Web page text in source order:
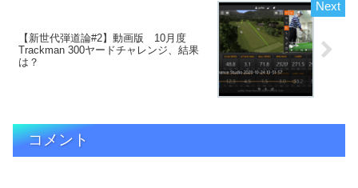
【新世代弾道論#2】動画版 10月度
Trackman 300ヤードチャレンジ、結果
は？
コメント